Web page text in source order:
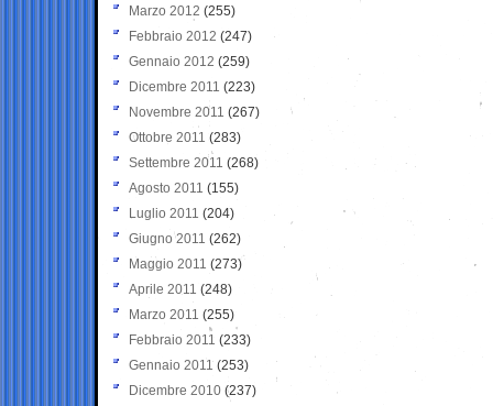
Marzo 2012 (255)
Febbraio 2012 (247)
Gennaio 2012 (259)
Dicembre 2011 (223)
Novembre 2011 (267)
Ottobre 2011 (283)
Settembre 2011 (268)
Agosto 2011 (155)
Luglio 2011 (204)
Giugno 2011 (262)
Maggio 2011 (273)
Aprile 2011 (248)
Marzo 2011 (255)
Febbraio 2011 (233)
Gennaio 2011 (253)
Dicembre 2010 (237)